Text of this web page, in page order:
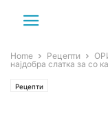
Home Рецепти
најдобра слатка за со
Рецепти